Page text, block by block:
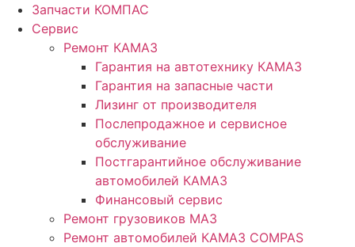
Запчасти КОМПАС
Сервис
Ремонт КАМАЗ
Гарантия на автотехнику КАМАЗ
Гарантия на запасные части
Лизинг от производителя
Послепродажное и сервисное
обслуживание
Постгарантийное обслуживание
автомобилей КАМАЗ
Финансовый сервис
Ремонт грузовиков МАЗ
Ремонт автомобилей КАМАЗ COMPAS